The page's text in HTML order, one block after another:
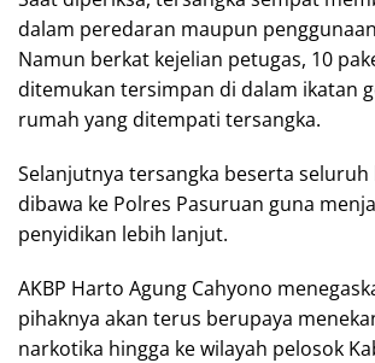
dalam peredaran maupun
Namun berkat kejelian petugas, 10
ditemukan tersimpan di dalam ikatan
rumah yang ditempati tersangka.
Selanjutnya tersangka beserta
dibawa ke Polres Pasuruan guna
penyidikan lebih lanjut.
AKBP Harto Agung Cahyono
pihaknya akan terus berupaya
narkotika hingga ke wilayah pelosok